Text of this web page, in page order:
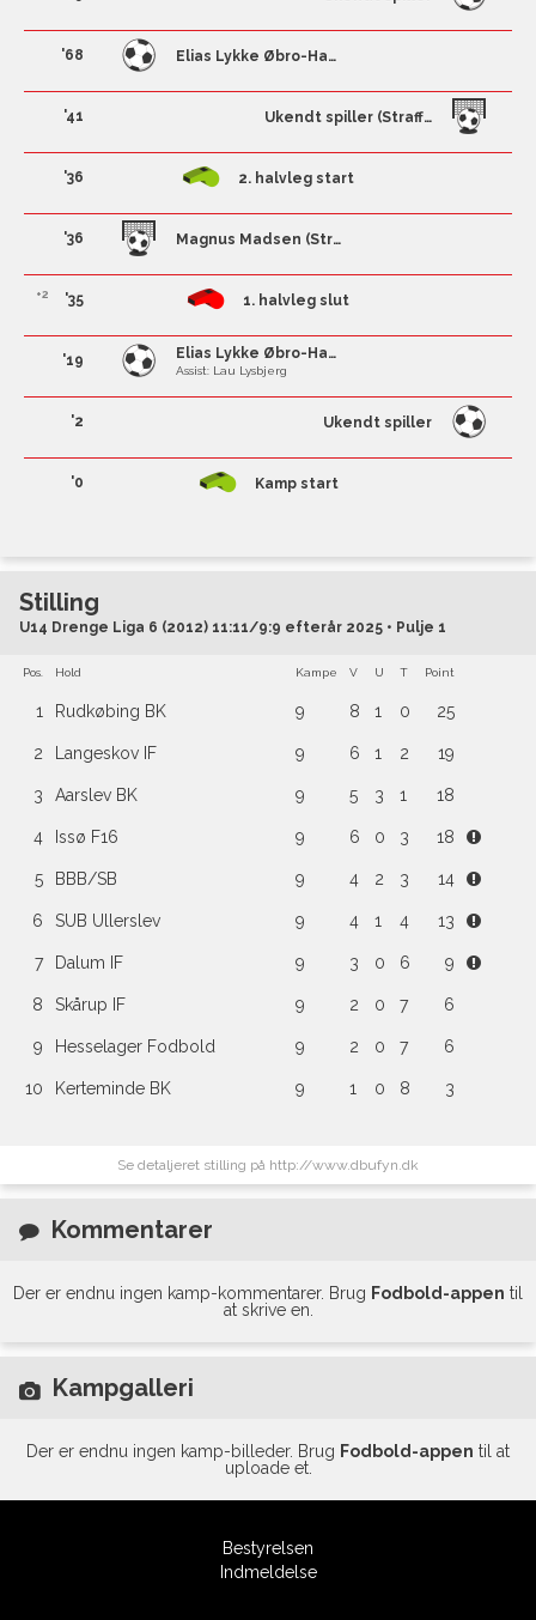
'68 Elias Lykke Øbro-Hansen
'41 Ukendt spiller (Straffe)
'36 2. halvleg start
'36 Magnus Madsen (Straffe)
'35
+2 1. halvleg slut
'19 Elias Lykke Øbro-Hansen
Assist: Lau Lysbjerg
'2 Ukendt spiller
'0 Kamp start
Stilling
U14 Drenge Liga 6 (2012) 11:11/9:9 efterår 2025 • Pulje 1
Pos. Hold Kampe V U T Point
1 Rudkøbing BK 9 8 1 0 25
2 Langeskov IF 9 6 1 2 19
3 Aarslev BK 9 5 3 1 18
4 Issø F16 9 6 0 3 18
5 BBB/SB 9 4 2 3 14
6 SUB Ullerslev 9 4 1 4 13
7 Dalum IF 9 3 0 6 9
8 Skårup IF 9 2 0 7 6
9 Hesselager Fodbold 9 2 0 7 6
10 Kerteminde BK 9 1 0 8 3
Se detaljeret stilling på http://www.dbufyn.dk
Kommentarer
Der er endnu ingen kamp-kommentarer. Brug Fodbold-appen til
at skrive en.
Kampgalleri
Der er endnu ingen kamp-billeder. Brug Fodbold-appen til at
uploade et.
Bestyrelsen
Indmeldelse